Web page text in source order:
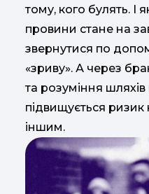
тому, кого булять. І
провини стане на
звернутися по
«зриву». А через
та розуміння
підвищується
іншим.